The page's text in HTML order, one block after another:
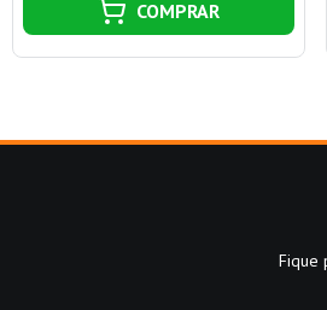
COMPRAR
Fique